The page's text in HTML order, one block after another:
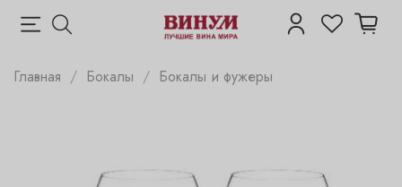
Главная Бокалы Бокалы и фужеры